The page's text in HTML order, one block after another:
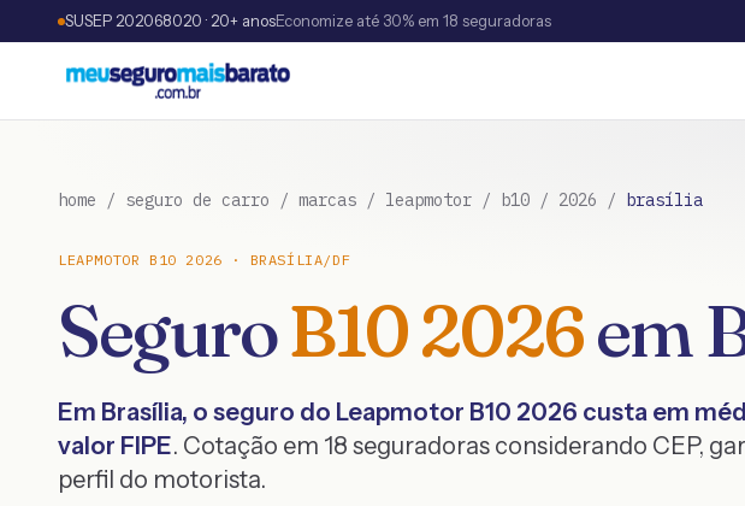
SUSEP 202068020 · 20+ anosEconomize até 30% em 18 seguradoras
home / seguro de carro / marcas / leapmotor / b10 / 2026 / brasília
LEAPMOTOR B10 2026 · BRASÍLIA/DF
SeguroB102026em
Em Brasília, o seguro do Leapmotor B10 2026 custa em
valor FIPE. Cotação em 18 seguradoras considerando CEP,
perfil do motorista.